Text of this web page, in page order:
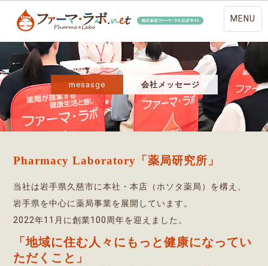
MENU
mesasge 会社メッセージ
Pharmacy Laboratory「薬局研究所」
当社は岩手県久慈市に本社・本店（ホソタ薬局）を構え、
岩手県を中心に薬局事業を展開しています。
2022年11月に創業100周年を迎えました。
「地域に住む人々にもっと健康になってい
ただくこと」